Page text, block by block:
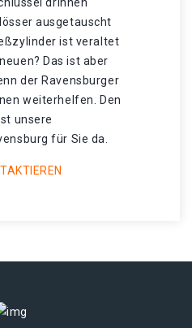
ausgetauscht
ist veraltet
Das ist aber
der Ravensburger
weiterhelfen. Den
unsere
für Sie da.